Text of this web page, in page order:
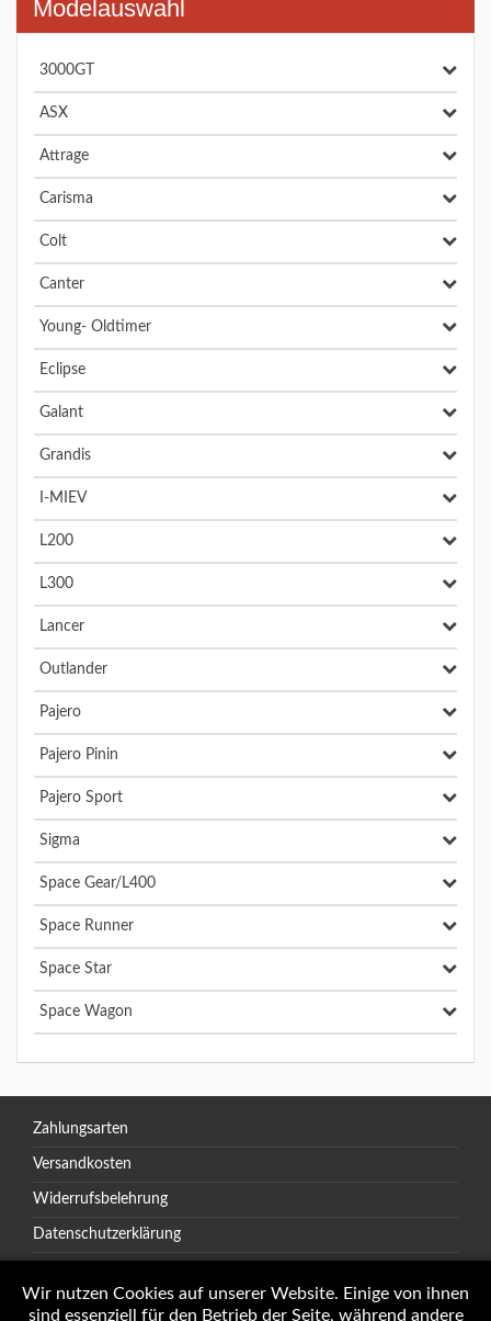
Modelauswahl
3000GT
ASX
Attrage
Carisma
Colt
Canter
Young- Oldtimer
Eclipse
Galant
Grandis
I-MIEV
L200
L300
Lancer
Outlander
Pajero
Pajero Pinin
Pajero Sport
Sigma
Space Gear/L400
Space Runner
Space Star
Space Wagon
Zahlungsarten
Versandkosten
Widerrufsbelehrung
Datenschutzerklärung
Wir nutzen Cookies auf unserer Website. Einige von ihnen
sind essenziell für den Betrieb der Seite, während andere